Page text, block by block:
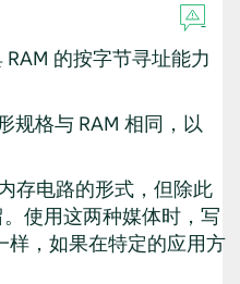
的按字节寻址能力
规格与 RAM 相同，以
存电路的形式，但除此
使用这两种媒体时，写
样，如果在特定的应用方